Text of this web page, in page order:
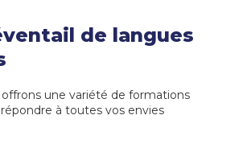
de langues
offrons une variété de formations
à toutes vos envies